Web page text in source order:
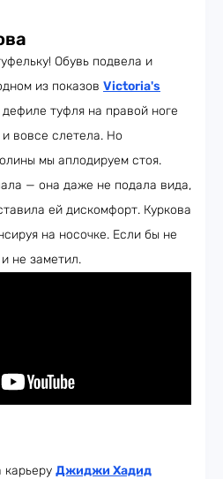
Обувь подвела и
из показов Victoria's
туфля на правой ноге
вовсе слетела. Но
мы аплодируем стоя.
— она даже не подала вида,
ей дискомфорт. Куркова
на носочке. Если бы не
не заметил.
Джиджи Хадид